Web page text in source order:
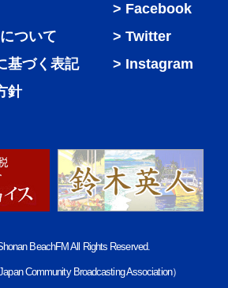
ついて
基づく表記
針
Facebook
Twitter
Instagram
BeachFM All Rights Reserved.
Community Broadcasting Association）